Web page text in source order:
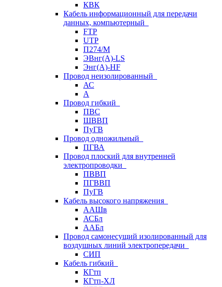
КВК
Кабель информационный для передачи
данных, компьютерный
FTP
UTP
П274/М
ЭВнг(А)-LS
Энг(А)-HF
Провод неизолированный
АС
А
Провод гибкий
ПВС
ШВВП
ПуГВ
Провод одножильный
ПГВА
Провод плоский для внутренней
электропроводки
ПВВП
ПГВВП
ПуГВ
Кабель высокого напряжения
ААШв
АСБл
ААБл
Провод самонесущий изолированный для
воздушных линий электропередачи
СИП
Кабель гибкий
КГтп
КГтп-ХЛ